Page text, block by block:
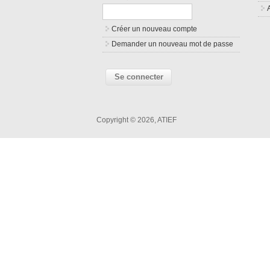
Créer un nouveau compte
Demander un nouveau mot de passe
Copyright © 2026, ATIEF